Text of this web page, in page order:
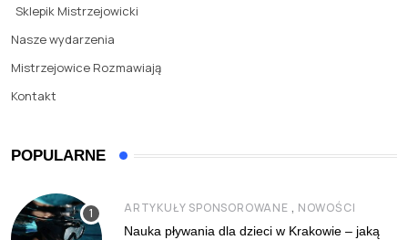
Sklepik Mistrzejowicki
Nasze wydarzenia
Mistrzejowice Rozmawiają
Kontakt
POPULARNE
ARTYKUŁY SPONSOROWANE , NOWOŚCI
Nauka pływania dla dzieci w Krakowie – jaką